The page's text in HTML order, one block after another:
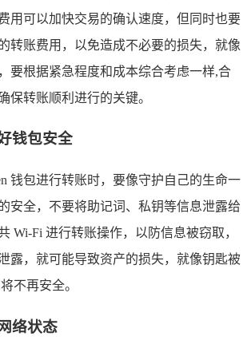
用可以加快交易的确认速度，但同时也要
转账费用，以免造成不必要的损失，就像
要根据紧急程度和成本综合考虑一样,合
保转账顺利进行的关键。
钱包安全
钱包进行转账时，要像守护自己的生命一
安全，不要将助记词、私钥等信息泄露给
Wi-Fi 进行转账操作，以防信息被窃取，
露，就可能导致资产的损失，就像钥匙被
不再安全。
络状态